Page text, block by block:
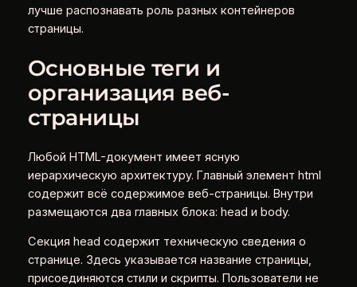
лучше распознавать роль разных контейнеров
страницы.
Основные теги и
организация веб-
страницы
Любой HTML-документ имеет ясную
иерархическую архитектуру. Главный элемент html
содержит всё содержимое веб-страницы. Внутри
размещаются два главных блока: head и body.
Секция head содержит техническую сведения о
странице. Здесь указывается название страницы,
присоединяются стили и скрипты. Пользователи не